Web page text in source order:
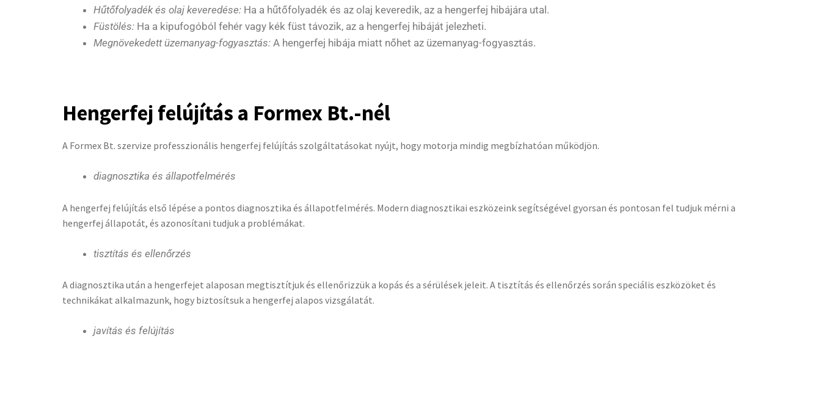
Hűtőfolyadék és olaj keveredése: Ha a hűtőfolyadék és az olaj keveredik, az a hengerfej hibájára utal.
Füstölés: Ha a kipufogóból fehér vagy kék füst távozik, az a hengerfej hibáját jelezheti.
Megnövekedett üzemanyag-fogyasztás: A hengerfej hibája miatt nőhet az üzemanyag-fogyasztás.
Hengerfej felújítás a Formex Bt.-nél
A Formex Bt. szervize professzionális hengerfej felújítás szolgáltatásokat nyújt, hogy motorja mindig megbízhatóan működjön.
diagnosztika és állapotfelmérés
A hengerfej felújítás első lépése a pontos diagnosztika és állapotfelmérés. Modern diagnosztikai eszközeink segítségével gyorsan és pontosan fel tudjuk mérni a
hengerfej állapotát, és azonosítani tudjuk a problémákat.
tisztítás és ellenőrzés
A diagnosztika után a hengerfejet alaposan megtisztítjuk és ellenőrizzük a kopás és a sérülések jeleit. A tisztítás és ellenőrzés során speciális eszközöket és
technikákat alkalmazunk, hogy biztosítsuk a hengerfej alapos vizsgálatát.
javítás és felújítás